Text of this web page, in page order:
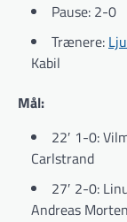
Pause: 2-0
Trænere:
Kabil
Mål:
22′ 1-0:
Carlstrand
27′ 2-0:
Andreas